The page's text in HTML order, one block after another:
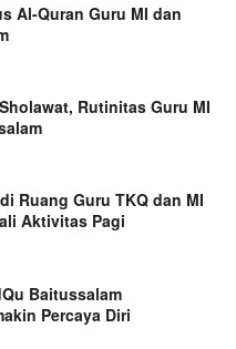
Al-Quran Guru MI dan
Rutinitas Guru MI
Ruang Guru TKQ dan MI
Aktivitas Pagi
Baitussalam
Percaya Diri